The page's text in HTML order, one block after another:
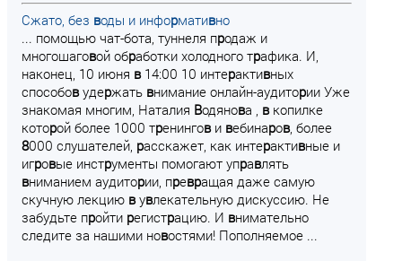
Сжато, без воды и информативно
... помощью чат-бота, туннеля продаж и
многошаговой обработки холодного трафика. И,
наконец, 10 июня в14:00 10 интерактивных
способовудержать внимание онлайн-аудитории Уже
знакомая многим, Наталия Водянова , вкопилке
которой более 1000 тренингови вебинаров, более
8000 слушателей, расскажет, как интерактивные и
игровые инструменты помогают управлять
вниманием аудитории, превращая даже самую
скучную лекцию вувлекательную дискуссию. Не
забудьте пройти регистрацию. И внимательно
следите за нашими новостями! Пополняемое ...